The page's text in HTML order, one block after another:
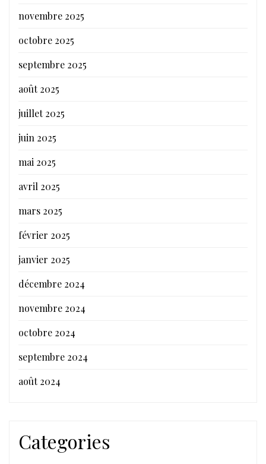
novembre 2025
octobre 2025
septembre 2025
août 2025
juillet 2025
juin 2025
mai 2025
avril 2025
mars 2025
février 2025
janvier 2025
décembre 2024
novembre 2024
octobre 2024
septembre 2024
août 2024
Categories